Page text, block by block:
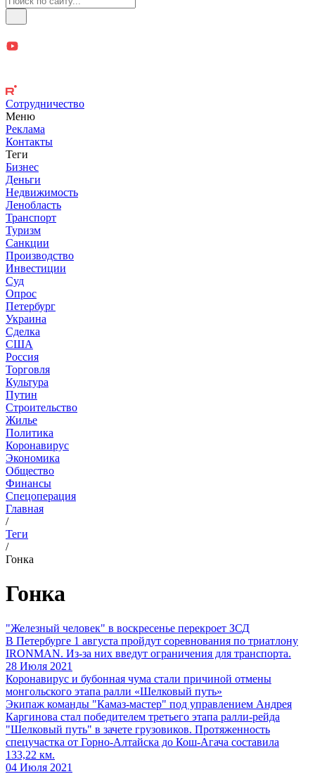
Сотрудничество
Меню
Реклама
Контакты
Теги
Бизнес
Деньги
Недвижимость
Ленобласть
Транспорт
Туризм
Санкции
Производство
Инвестиции
Суд
Опрос
Петербург
Украина
Сделка
США
Россия
Торговля
Культура
Путин
Строительство
Жилье
Политика
Коронавирус
Экономика
Общество
Финансы
Спецоперация
Главная
/
Теги
/
Гонка
Гонка
"Железный человек" в воскресенье перекроет ЗСД
В Петербурге 1 августа пройдут соревнования по триатлону
IRONMAN. Из-за них введут ограничения для транспорта.
28 Июля 2021
Коронавирус и бубонная чума стали причиной отмены
монгольского этапа ралли «Шелковый путь»
Экипаж команды "Камаз-мастер" под управлением Андрея
Каргинова стал победителем третьего этапа ралли-рейда
"Шелковый путь" в зачете грузовиков. Протяженность
спецучастка от Горно-Алтайска до Кош-Агача составила
133,22 км.
04 Июля 2021